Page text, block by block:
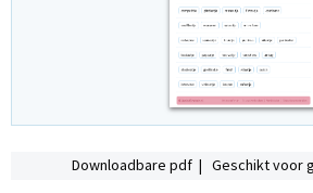
Downloadbare pdf | Geschikt voor